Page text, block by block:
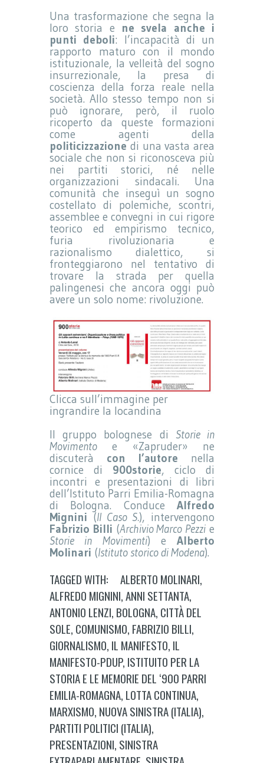
Una trasformazione che segna la
loro storia e ne svela anche i
punti deboli: l’incapacità di un
rapporto maturo con il mondo
istituzionale, la velleità del sogno
insurrezionale, la presa di
coscienza della forza reale nella
società. Allo stesso tempo non si
può ignorare, però, il ruolo
ricoperto da queste formazioni
come agenti della
politicizzazione di una vasta area
sociale che non si riconosceva più
nei partiti storici, né nelle
organizzazioni sindacali. Una
comunità che inseguì un sogno
costellato di polemiche, scontri,
assemblee e convegni in cui rigore
teorico ed empirismo tecnico,
furia rivoluzionaria e
razionalismo dialettico, si
fronteggiarono nel tentativo di
trovare la strada per quella
palingenesi che ancora oggi può
avere un solo nome: rivoluzione.
Clicca sull’immagine per
ingrandire la locandina
Il gruppo bolognese di Storie in
Movimento e «Zapruder» ne
discuterà con l’autore nella
cornice di 900storie, ciclo di
incontri e presentazioni di libri
dell’Istituto Parri Emilia-Romagna
di Bologna. Conduce Alfredo
Mignini (Il Caso S.), intervengono
Fabrizio Billi (Archivio Marco Pezzi e
Storie in Movimenti) e Alberto
Molinari (Istituto storico di Modena).
TAGGED WITH: ALBERTO MOLINARI,
ALFREDO MIGNINI,ANNI SETTANTA,
ANTONIO LENZI, BOLOGNA, CITTÀ DEL
SOLE, COMUNISMO, FABRIZIO BILLI,
GIORNALISMO, IL MANIFESTO, IL
MANIFESTO-PDUP, ISTITUITO PER LA
STORIA E LE MEMORIE DEL ‘900 PARRI
EMILIA-ROMAGNA, LOTTA CONTINUA,
MARXISMO, NUOVA SINISTRA (ITALIA),
PARTITI POLITICI (ITALIA),
PRESENTAZIONI, SINISTRA